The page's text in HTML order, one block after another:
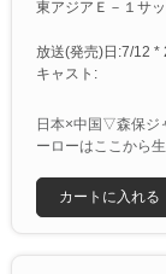
東アジアＥ－１サ
放送(発売)日:7/12 *
キャスト:
日本×中国▽森保ジ
ーローはここから
カートに入れる